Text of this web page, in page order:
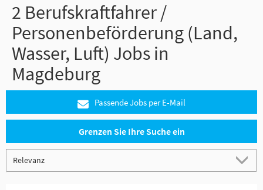
2 Berufskraftfahrer /
Personenbeförderung (Land,
Wasser, Luft) Jobs in
Magdeburg
Passende Jobs per E-Mail
Grenzen Sie Ihre Suche ein